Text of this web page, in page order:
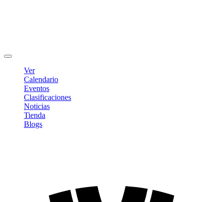
Ver
Calendario
Eventos
Clasificaciones
Noticias
Tienda
Blogs